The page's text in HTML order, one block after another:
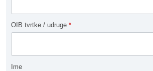
OIB tvrtke / udruge *
Ime